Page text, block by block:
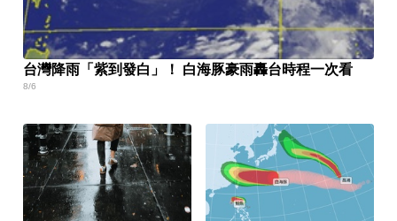
台灣降雨「紫到發白」！ 白海豚豪雨轟台時程一次看
8/6